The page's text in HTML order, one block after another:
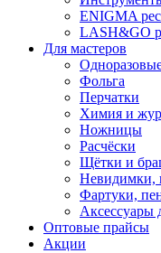
ENIGMA
LASH&GO
Для мастеров
Фольга
Перчатки
Химия и
Ножницы
Расчёски
Щётки и
Невидимки,
Фартуки,
Аксессуары
Оптовые прайсы
Акции